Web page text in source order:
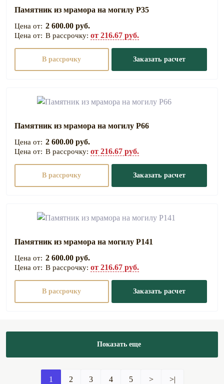
Памятник из мрамора на могилу Р35
2 600.00 руб.
В рассрочку: от 216.67 руб.
В рассрочку Заказать расчет
Памятник из мрамора на могилу Р66
2 600.00 руб.
В рассрочку: от 216.67 руб.
В рассрочку Заказать расчет
Памятник из мрамора на могилу Р141
2 600.00 руб.
В рассрочку: от 216.67 руб.
В рассрочку Заказать расчет
Показать еще
1 2 3 4 5 > >|